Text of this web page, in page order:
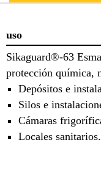
uso
Sikaguard®-63
protección química,
Depósitos e
Silos e
Cámaras
Locales sanitarios.